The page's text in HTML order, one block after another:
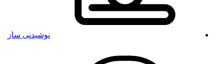
نوشیدنی ساز